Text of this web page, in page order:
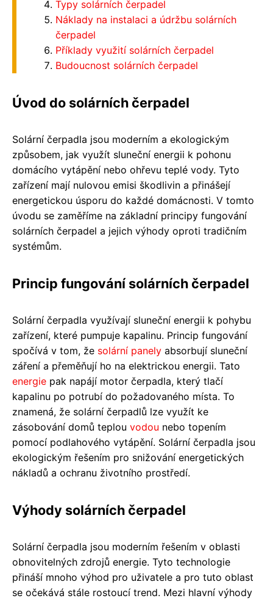
Typy solárních čerpadel
Náklady na instalaci a údržbu solárních
čerpadel
Příklady využití solárních čerpadel
Budoucnost solárních čerpadel
Úvod do solárních čerpadel
Solární čerpadla jsou moderním a ekologickým
způsobem, jak využít sluneční energii k pohonu
domácího vytápění nebo ohřevu teplé vody. Tyto
zařízení mají nulovou emisi škodlivin a přinášejí
energetickou úsporu do každé domácnosti. V tomto
úvodu se zaměříme na základní principy fungování
solárních čerpadel a jejich výhody oproti tradičním
systémům.
Princip fungování solárních čerpadel
Solární čerpadla využívají sluneční energii k pohybu
zařízení, které pumpuje kapalinu. Princip fungování
spočívá v tom, že solární panely absorbují sluneční
záření a přeměňují ho na elektrickou energii. Tato
energie pak napájí motor čerpadla, který tlačí
kapalinu po potrubí do požadovaného místa. To
znamená, že solární čerpadlů lze využít ke
zásobování domů teplou vodou nebo topením
pomocí podlahového vytápění. Solární čerpadla jsou
ekologickým řešením pro snižování energetických
nákladů a ochranu životního prostředí.
Výhody solárních čerpadel
Solární čerpadla jsou moderním řešením v oblasti
obnovitelných zdrojů energie. Tyto technologie
přináší mnoho výhod pro uživatele a pro tuto oblast
se očekává stále rostoucí trend. Mezi hlavní výhody